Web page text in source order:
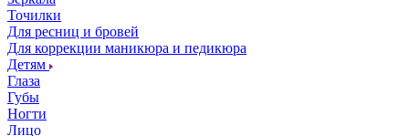
Точилки
Для ресниц и бровей
Для коррекции маникюра и педикюра
Детям
Глаза
Губы
Ногти
Лицо